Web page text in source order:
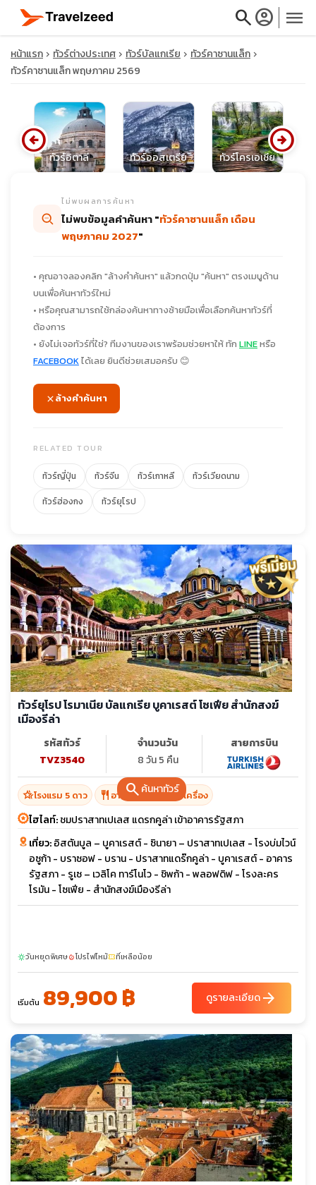
searchaccount_circle menu
close
travel_explore
search
หน้าแรก ทัวร์ต่างประเทศ ทัวร์บัลแกเรีย
ทัวร์คาซานแล็ก
ทัวร์คาซานแล็ก พฤษภาคม 2569
ทัวร์อิตาลี ทัวร์ออสเตรีย ทัวร์โครเอเชีย
arrow_circle_left arrow_circle_right
searchค้นหาทัวร์
ไม่พบผลการค้นหา
ไม่พบข้อมูลคำค้นหา "ทัวร์คาซานแล็ก เดือน
พฤษภาคม 2027"
• คุณอาจลองคลิก "ล้างคำค้นหา" แล้วกดปุ่ม "ค้นหา" ตรงเมนูด้าน
บนเพื่อค้นหาทัวร์ใหม่
• หรือคุณสามารถใช้กล่องค้นหาทางซ้ายมือเพื่อเลือกค้นหาทัวร์ที่
ต้องการ
• ยังไม่เจอทัวร์ที่ใช่? ทีมงานของเราพร้อมช่วยหาให้ ทัก LINEหรือ
FACEBOOKได้เลย ยินดีช่วยเสมอครับ 😊
ล้างคำค้นหา
RELATED TOUR
ทัวร์ญี่ปุ่น ทัวร์จีน ทัวร์เกาหลี
ทัวร์เวียดนาม
ทัวร์ฮ่องกง
ทัวร์ยุโรป
ทัวร์ยุโรป โรมาเนีย บัลแกเรีย บูคาเรสต์ โซเฟีย สำนักสงฆ์
เมืองรีล่า
รหัสทัวร์
TVZ3540
จำนวนวัน
8 วัน 5 คืน
สายการบิน
hotel_classโรงแรม 5 ดาว restaurant อาหาร 16 มื้อ + บนเครื่อง
ไฮไลท์:ชมปราสาทเปเลส แดรกคูล่า เข้าอาคารรัฐสภา
เที่ยว:อิสตันบูล – บูคาเรสต์ - ซินายา – ปราสาทเปเลส - โรงบ่มไวน์
อซูก้า - บราซอฟ - บราน - ปราสาทแดร๊กคูล่า - บูคาเรสต์ - อาคาร
รัฐสภา - รูเซ – เวลิโค ทาร์โนโว - ชิพก้า - พลอฟดิฟ - โรงละคร
โรมัน - โซเฟีย - สำนักสงฆ์เมืองรีล่า
sunnyวันหยุดพิเศษlocal_fire_departmentโปรไฟไหม้confirmation_numberที่เหลือน้อย
เริ่มต้น 89,900 ฿ ดูรายละเอียดarrow_forward